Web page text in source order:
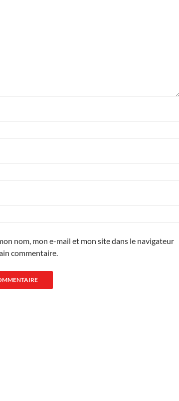
nom, mon e-mail et mon site dans le navigateur
commentaire.